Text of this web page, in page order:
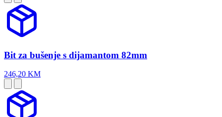
Bit za bušenje s dijamantom 82mm
246,20 KM